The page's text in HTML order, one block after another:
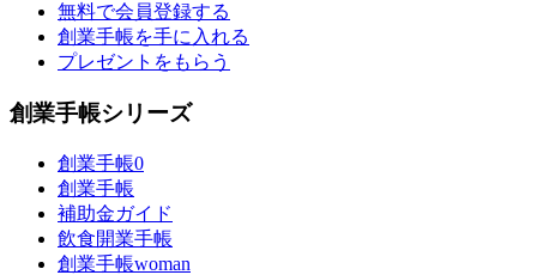
無料で会員登録する
創業手帳を手に入れる
プレゼントをもらう
創業手帳シリーズ
創業手帳0
創業手帳
補助金ガイド
飲食開業手帳
創業手帳woman